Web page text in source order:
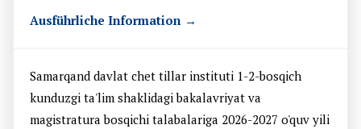
Ausführliche Information →
Samarqand davlat chet tillar instituti 1-2-bosqich
kunduzgi ta'lim shaklidagi bakalavriyat va
magistratura bosqichi talabalariga 2026-2027 o'quv yili